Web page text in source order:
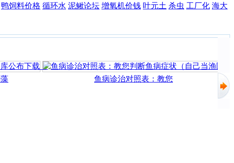
鸭饲料价格 循环水 泥鳅论坛 增氧机价钱 叶元土 杀虫 工厂化 海大
鱼病诊治对照表：教您